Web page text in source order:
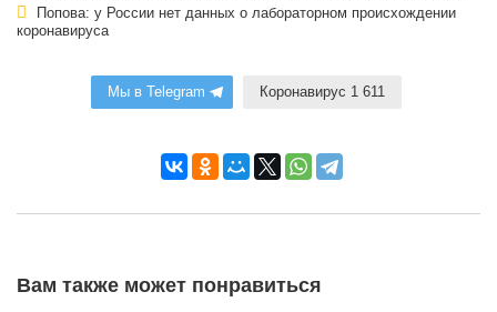
Попова: у России нет данных о лабораторном происхождении
коронавируса
Мы в Telegram Коронавирус 1 611
Вам также может понравиться